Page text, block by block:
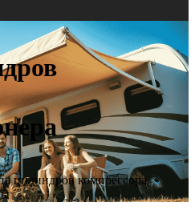
цилиндров компрессора